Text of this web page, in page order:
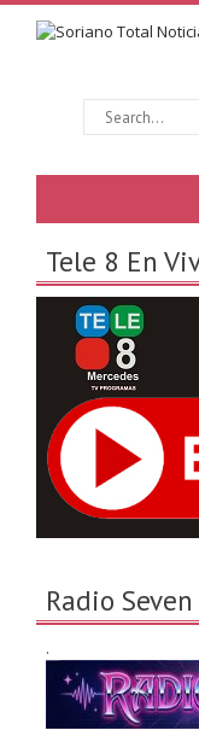
Tele 8 En
Radio Seven
.